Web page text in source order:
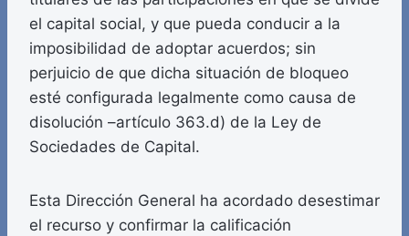
el capital social, y que pueda conducir a la
imposibilidad de adoptar acuerdos; sin
perjuicio de que dicha situación de bloqueo
esté configurada legalmente como causa de
disolución –artículo 363.d) de la Ley de
Sociedades de Capital.
Esta Dirección General ha acordado desestimar
el recurso y confirmar la calificación